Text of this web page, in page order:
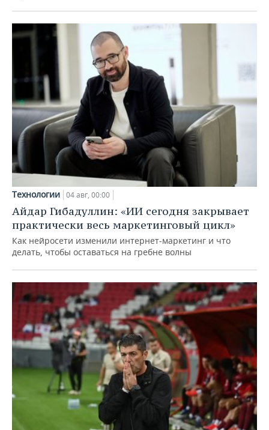
Технологии 04 авг, 00:00
Айдар Гибадуллин: «ИИ сегодня закрывает
практически весь маркетинговый цикл»
Как нейросети изменили интернет-маркетинг и что
делать, чтобы оставаться на гребне волны